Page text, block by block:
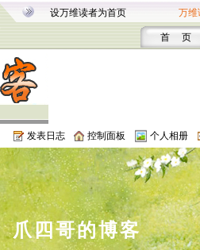
设万维读者为首页 万维
首 页
发表日志 控制面板 个人相册
爪四哥的博客